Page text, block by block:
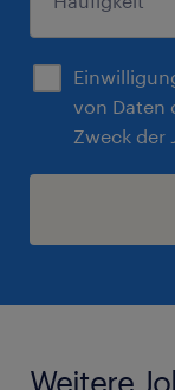
von Daten
Zweck der
Weitere